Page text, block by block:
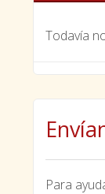
Todavía
Para